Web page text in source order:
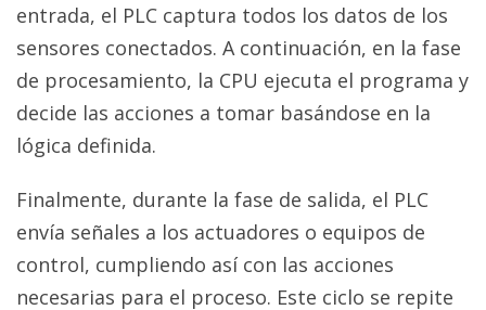
entrada, el PLC captura todos los datos de los
sensores conectados. A continuación, en la fase
de procesamiento, la CPU ejecuta el programa y
decide las acciones a tomar basándose en la
lógica definida.
Finalmente, durante la fase de salida, el PLC
envía señales a los actuadores o equipos de
control, cumpliendo así con las acciones
necesarias para el proceso. Este ciclo se repite